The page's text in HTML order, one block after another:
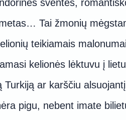
šventės,
Tai žmonių
teikiamais
kelionės lėktuvu į
Turkiją ar karščiu alsuojantį
pigu, nebent imate